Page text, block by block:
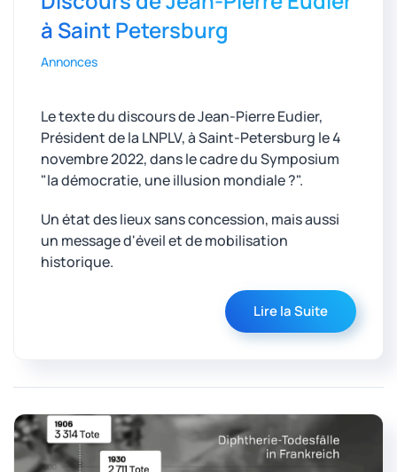
à Saint Petersburg
Annonces
Le texte du discours de Jean-Pierre Eudier,
Président de la LNPLV, à Saint-Petersburg le 4
novembre 2022, dans le cadre du Symposium
"la démocratie, une illusion mondiale?".
Un état des lieux sans concession, mais aussi
un message d'éveil et de mobilisation
historique.
Lire la Suite